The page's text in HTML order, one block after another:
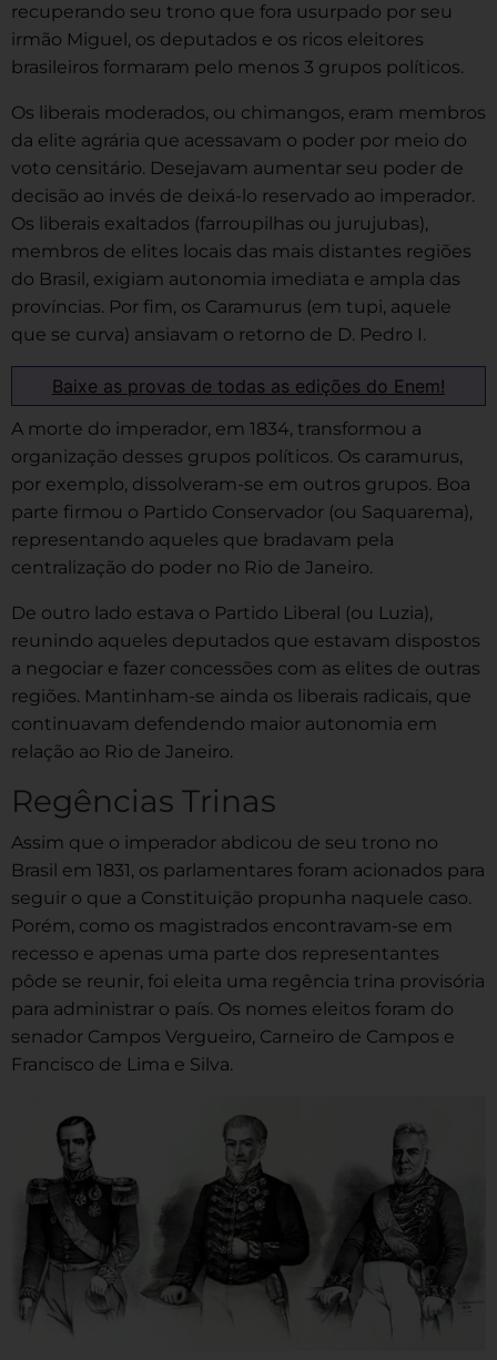
recuperando seu trono que fora usurpado por seu
irmão Miguel, os deputados e os ricos eleitores
brasileiros formaram pelo menos 3 grupos políticos.
Os liberais moderados, ou chimangos, eram membros
da elite agrária que acessavam o poder por meio do
voto censitário. Desejavam aumentar seu poder de
decisão ao invés de deixá-lo reservado ao imperador.
Os liberais exaltados (farroupilhas ou jurujubas),
membros de elites locais das mais distantes regiões
do Brasil, exigiam autonomia imediata e ampla das
províncias. Por fim, os Caramurus (em tupi, aquele
que se curva) ansiavam o retorno de D. Pedro I.
Baixe as provas de todas as edições do Enem!
A morte do imperador, em 1834, transformou a
organização desses grupos políticos. Os caramurus,
por exemplo, dissolveram-se em outros grupos. Boa
parte firmou o Partido Conservador (ou Saquarema),
representando aqueles que bradavam pela
centralização do poder no Rio de Janeiro.
De outro lado estava o Partido Liberal (ou Luzia),
reunindo aqueles deputados que estavam dispostos
a negociar e fazer concessões com as elites de outras
regiões. Mantinham-se ainda os liberais radicais, que
continuavam defendendo maior autonomia em
relação ao Rio de Janeiro.
Regências Trinas
Assim que o imperador abdicou de seu trono no
Brasil em 1831, os parlamentares foram acionados para
seguir o que a Constituição propunha naquele caso.
Porém, como os magistrados encontravam-se em
recesso e apenas uma parte dos representantes
pôde se reunir, foi eleita uma regência trina provisória
para administrar o país. Os nomes eleitos foram do
senador Campos Vergueiro, Carneiro de Campos e
Francisco de Lima e Silva.